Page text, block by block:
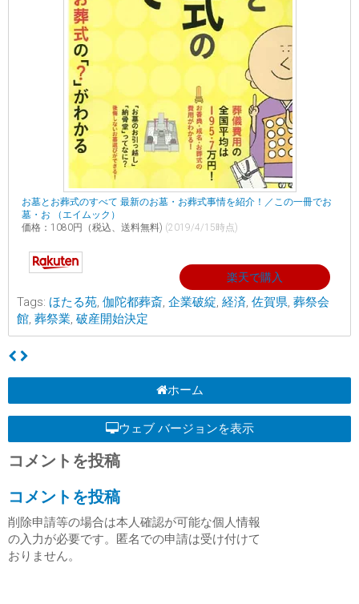
お墓とお葬式のすべて 最新のお墓・お葬式事情を紹介！／この一冊でお
墓・お （エイムック）
価格：1080円（税込、送料無料) (2019/4/15時点)
楽天で購入
Tags: ほたる苑, 伽陀都葬斎, 企業破綻, 経済, 佐賀県, 葬祭会
館, 葬祭業, 破産開始決定
ホーム
ウェブ バージョンを表示
コメントを投稿
コメントを投稿
削除申請等の場合は本人確認が可能な個人情報
の入力が必要です。匿名での申請は受け付けて
おりません。